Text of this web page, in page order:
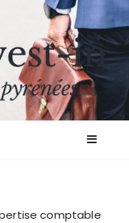
comptable